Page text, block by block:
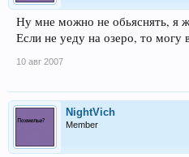
Ну мне можно не обьяснять, я
Если не уеду на озеро, то могу
10 авг 2007
NightVich
Member